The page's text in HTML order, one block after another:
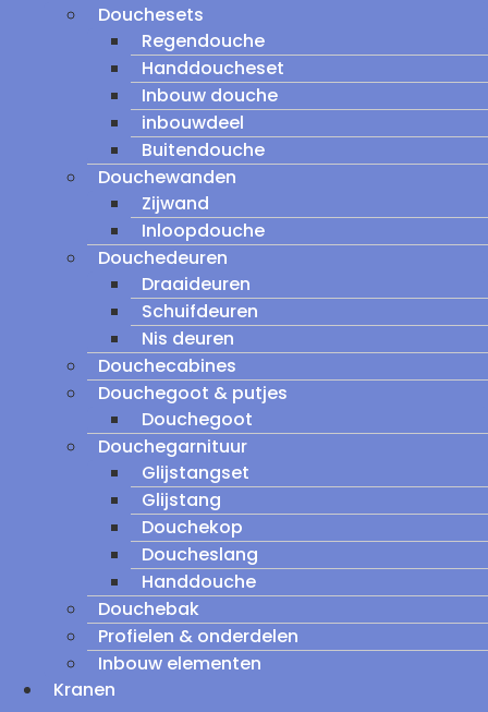
Douchesets
Regendouche
Handdoucheset
Inbouw douche
inbouwdeel
Buitendouche
Douchewanden
Zijwand
Inloopdouche
Douchedeuren
Draaideuren
Schuifdeuren
Nis deuren
Douchecabines
Douchegoot & putjes
Douchegoot
Douchegarnituur
Glijstangset
Glijstang
Douchekop
Doucheslang
Handdouche
Douchebak
Profielen & onderdelen
Inbouw elementen
Kranen